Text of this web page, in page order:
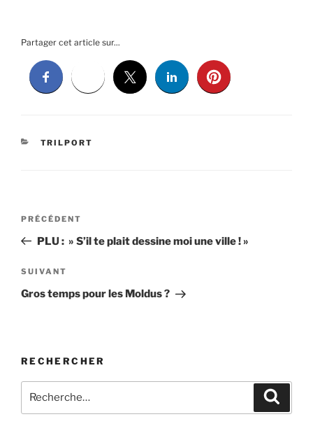
Partager cet article sur...
CATÉGORIES
TRILPORT
Navigation
l’article
Article
précédent
PRÉCÉDENT
PLU : » S’il te plait dessine moi une ville ! »
Article
suivant
SUIVANT
Gros temps pour les Moldus ?
RECHERCHER
pour